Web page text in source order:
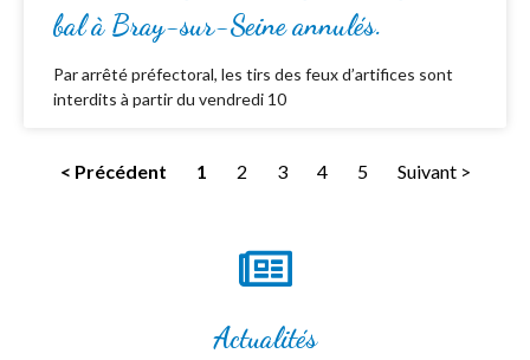
bal à Bray-sur-Seine annulés.
Par arrêté préfectoral, les tirs des feux d’artifices sont
interdits à partir du vendredi 10
< Précédent 1 2 3 4 5 Suivant >
Actualités